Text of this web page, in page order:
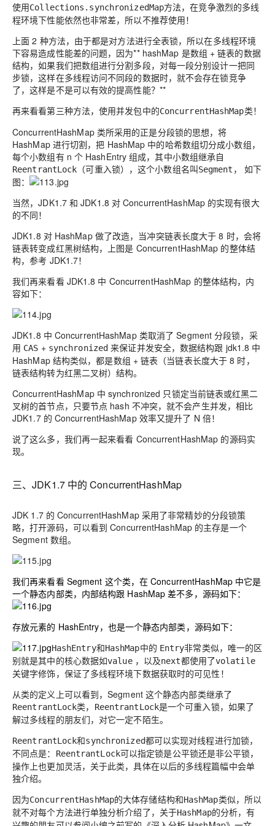
使用Collections.synchronizedMap方法，在竞争激烈的多线
程环境下性能依然也非常差，所以不推荐使用！
上面 2 种方法，由于都是对方法进行全表锁，所以在多线程环境
下容易造成性能差的问题，因为** hashMap 是数组 + 链表的数据
结构，如果我们把数组进行分割多段，对每一段分别设计一把同
步锁，这样在多线程访问不同段的数据时，就不会存在锁竞争
了，这样是不是可以有效的提高性能？**
再来看看第三种方法，使用并发包中的ConcurrentHashMap类！
ConcurrentHashMap 类所采用的正是分段锁的思想，将
HashMap 进行切割，把 HashMap 中的哈希数组切分成小数组，
每个小数组有 n 个 HashEntry 组成，其中小数组继承自
ReentrantLock（可重入锁） ，这个小数组名叫Segment ，
如下
图：
当然，JDK1.7 和 JDK1.8 对 ConcurrentHashMap 的实现有很大
的不同！
JDK1.8 对 HashMap 做了改造， 当冲突链表长度大于 8 时，会将
链表转变成红黑树结构，上图是 ConcurrentHashMap 的整体结
构，参考 JDK1.7！
我们再来看看 JDK1.8 中 ConcurrentHashMap 的整体结构，内
容如下：
JDK1.8 中 ConcurrentHashMap 类取消了 Segment 分段锁，采
用 CAS + synchronized 来保证并发安全，数据结构跟 jdk1.8 中
HashMap 结构类似，都是数组 + 链表（当链表长度大于 8 时，
链表结构转为红黑二叉树）结构。
ConcurrentHashMap 中 synchronized 只锁定当前链表或红黑二
叉树的首节点，只要节点 hash 不冲突，就不会产生并发，相比
JDK1.7 的 ConcurrentHashMap 效率又提升了 N 倍！
说了这么多，我们再一起来看看 ConcurrentHashMap 的源码实
现。
三、JDK1.7 中的 ConcurrentHashMap
JDK 1.7 的 ConcurrentHashMap 采用了非常精妙的分段锁策
略，打开源码，可以看到 ConcurrentHashMap 的主存是一个
Segment 数组。
我们再来看看 Segment 这个类，在 ConcurrentHashMap 中它是
一个静态内部类，内部结构跟 HashMap 差不多，源码如下：
存放元素的 HashEntry，也是一个静态内部类，源码如下：
HashEntry和HashMap中的 Entry非常类似，唯一的区
别就是其中的核心数据如value，以及next都使用了volatile
关键字修饰，保证了多线程环境下数据获取时的可见性 ！
从类的定义上可以看到，Segment 这个静态内部类继承了
ReentrantLock类， ReentrantLock是一个可重入锁，如果了
解过多线程的朋友们，对它一定不陌生。
ReentrantLock和synchronized都可以实现对线程进行加锁，
不同点是：
ReentrantLock可以指定锁是公平锁还是非公平锁，
操作上也更加灵活，关于此类，具体在以后的多线程篇幅中会单
独介绍。
因为ConcurrentHashMap的大体存储结构和HashMap类似，所以
就不对每个方法进行单独分析介绍了，关于HashMap的分析，有